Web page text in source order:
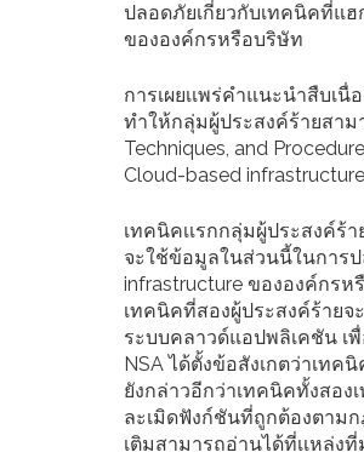
ปลอดภัยเกี่ยวกับเทคนิคที่แฮ
ขององค์กรหรือบริษัท
การเผยเเพร่คำแนะนำสืบเ
ทำให้กลุ่มผู้ประสงค์ร้ายสาม
Techniques, and
Cloud-based
เทคนิคเเรกกลุ่มผู้ประสงค์ร้
จะใช้ข้อมูลในส่วนนี้ในการป
infrastructure ขององค์กรห
เทคนิคที่สองผู้ประสงค์ร้าย
ระบบคลาวด์แอปพลิเคชัน เ
NSA ได้ตั้งข้อสังเกตว่าเท
ยังกล่าวอีกว่าเทคนิคทั้งสอ
ละเมิดฟังก์ชันที่ถูกต้องตาม
เติมสามารถอ่านได้ที่เเหล่งที่